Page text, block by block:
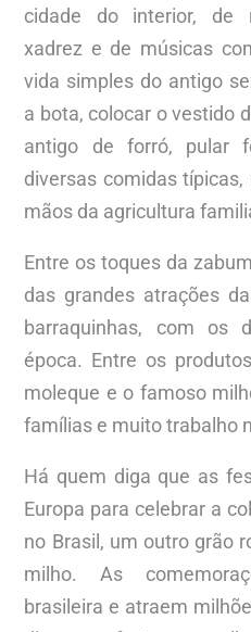
cidade do interior, de
xadrez e de músicas
vida simples do antigo
a bota, colocar o vestido
antigo de forró, pular
diversas comidas
mãos da agricultura
Entre os toques da
das grandes atrações
barraquinhas, com os
época. Entre os
moleque e o famoso
famílias e muito trabalho
Há quem diga que as
Europa para celebrar a
no Brasil, um outro grão
milho. As
brasileira e atraem